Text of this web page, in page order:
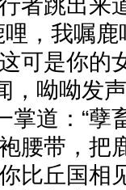
者跳出来
，我嘱
可是你的
，呦呦发
掌道：“孽
腰带，把
比丘国相